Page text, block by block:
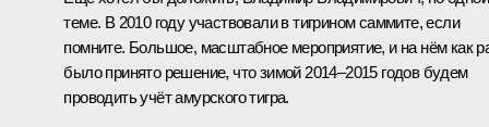
теме. В 2010 году участвовали в тигрином саммите, если
помните. Большое, масштабное мероприятие, и на нём как
было принято решение, что зимой 2014–2015 годов будем
проводить учёт амурского тигра.